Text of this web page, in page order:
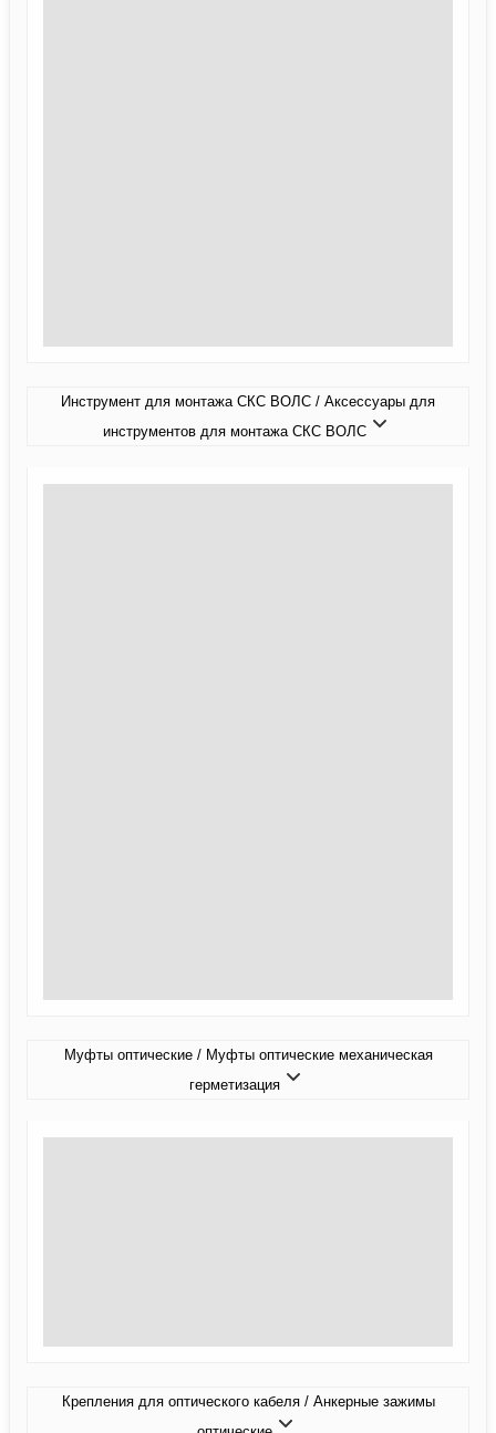
Инструмент для монтажа СКС ВОЛС / Аксессуары для
инструментов для монтажа СКС ВОЛС
Муфты оптические / Муфты оптические механическая
герметизация
Крепления для оптического кабеля / Анкерные зажимы